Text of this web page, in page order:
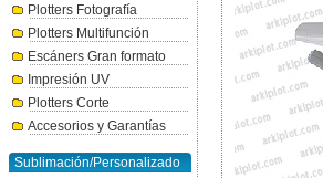
Plotters Fotografía
Plotters Multifunción
Escáners Gran formato
Impresión UV
Plotters Corte
Accesorios y Garantías
Sublimación/Personalizado